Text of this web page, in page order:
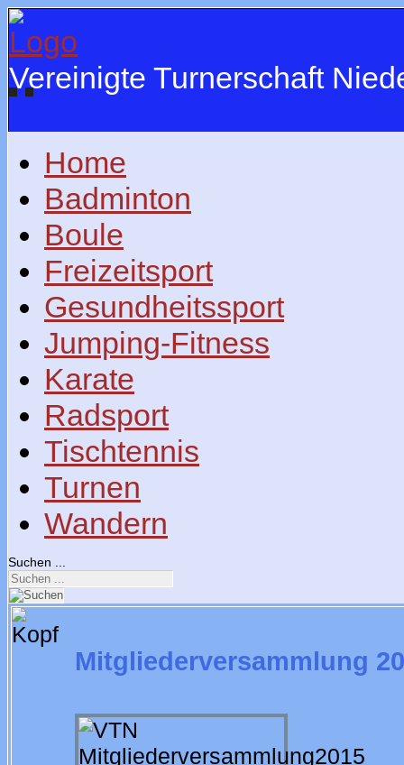
Vereinigte Turnerschaft
Home
Badminton
Boule
Freizeitsport
Gesundheitssport
Jumping-Fitness
Karate
Radsport
Tischtennis
Turnen
Wandern
Suchen ...
Mitgliederversammlung